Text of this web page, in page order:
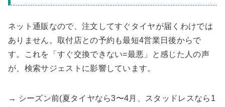
ネット通販なので、注文してすぐタイヤが届くわけでは
ありません。取付店との予約も最短4営業日後からで
す。これを「すぐ交換できない=最悪」と感じた人の声
が、検索サジェストに影響しています。
→ シーズン前(夏タイヤなら3〜4月、スタッドレスなら1